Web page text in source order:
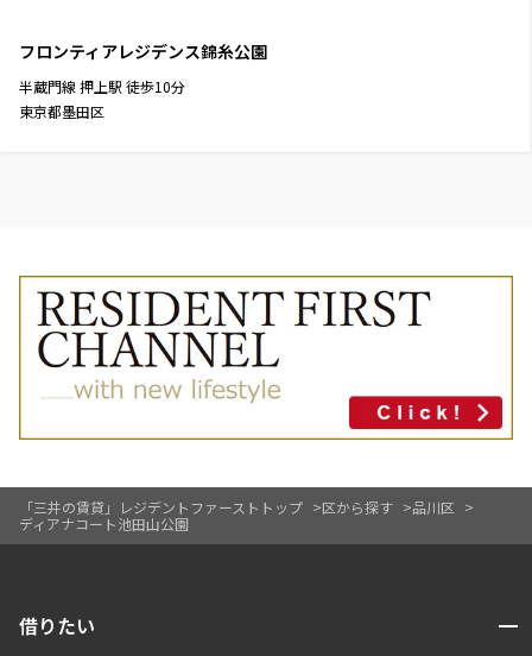
「三井の賃貸」レジデントファーストトップ 区から探す
品川区
ディアナコート池田山公園
フロンティアレジデンス錦糸公園
半蔵門線 押上駅 徒歩10分
東京都墨田区
借りたい 開閉